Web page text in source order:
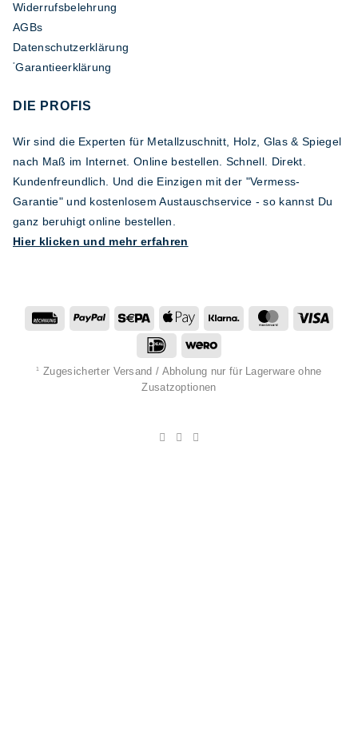
Widerrufsbelehrung
AGBs
Datenschutzerklärung
*Garantieerklärung
DIE PROFIS
Wir sind die Experten für Metallzuschnitt, Holz, Glas & Spiegel
nach Maß im Internet. Online bestellen. Schnell. Direkt.
Kundenfreundlich. Und die Einzigen mit der "Vermess-
Garantie" und kostenlosem Austauschservice - so kannst Du
ganz beruhigt online bestellen.
Hier klicken und mehr erfahren
RechungPayPal Sepa
Apple
Pay
Klarna MasterCard
IDeal Wero
1
Zugesicherter Versand / Abholung nur für Lagerware ohne
Zusatzoptionen